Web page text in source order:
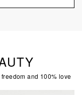
and 100% love